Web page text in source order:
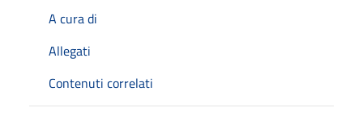
A cura di
Allegati
Contenuti correlati